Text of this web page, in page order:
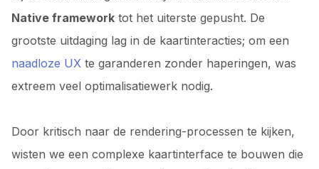
Native framework tot het uiterste gepusht. De
grootste uitdaging lag in de kaartinteracties; om een
naadloze UX te garanderen zonder haperingen, was
extreem veel optimalisatiewerk nodig.
Door kritisch naar de rendering-processen te kijken,
wisten we een complexe kaartinterface te bouwen die